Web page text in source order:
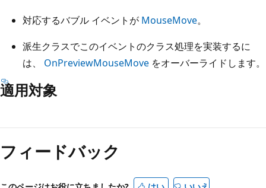
対応するバブル イベントが MouseMove。
派生クラスでこのイベントのクラス処理を実装するに
は、 OnPreviewMouseMove をオーバーライドします。
適用対象
み
取
モ
フィードバック